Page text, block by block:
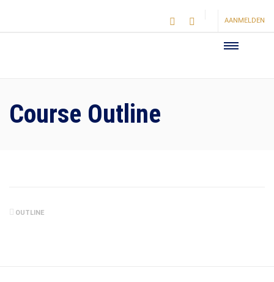
AANMELDEN
Course Outline
OUTLINE